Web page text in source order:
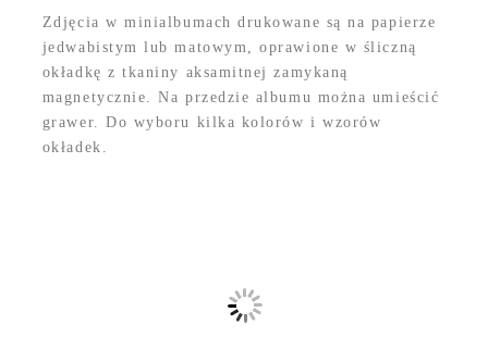
Zdjęcia w minialbumach drukowane są na papierze
jedwabistym lub matowym, oprawione w śliczną
okładkę z tkaniny aksamitnej zamykaną
magnetycznie. Na przedzie albumu można umieścić
grawer. Do wyboru kilka kolorów i wzorów
okładek.